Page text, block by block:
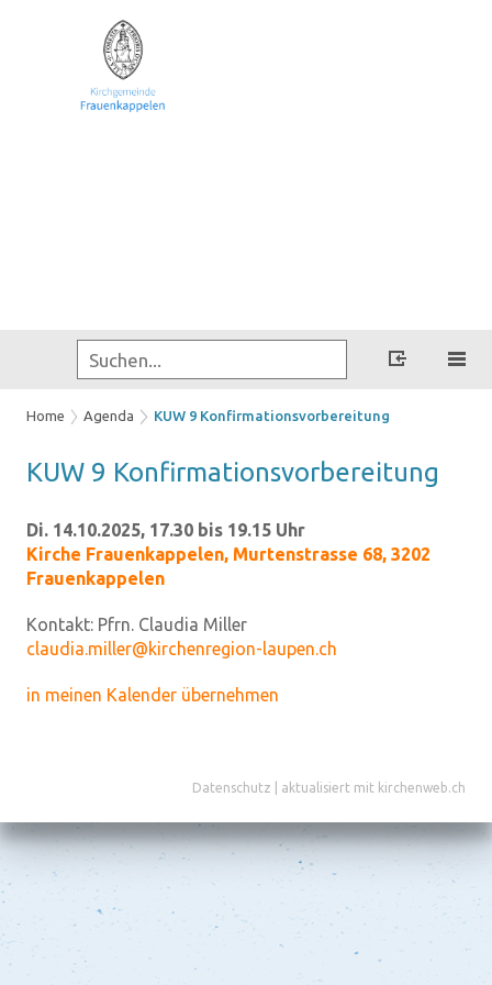
Home Agenda KUW 9 Konfirmationsvorbereitung
KUW 9 Kon­fir­ma­ti­ons­vor­be­rei­tung
Di. 14.10.2025, 17.30 bis 19.15 Uhr
Kirche Frauenkappelen, Murtenstrasse 68, 3202
Frauenkappelen
Kontakt: Pfrn. Claudia Miller
claudia.miller@kirchenregion-laupen.ch
in meinen Kalender übernehmen
Datenschutz aktualisiert mit kirchenweb.ch